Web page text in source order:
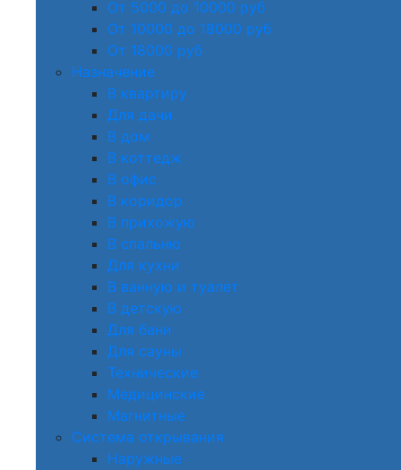
От 5000 до 10000 руб
От 10000 до 18000 руб
От 18000 руб
Назначение
В квартиру
Для дачи
В дом
В коттедж
В офис
В коридор
В прихожую
В спальню
Для кухни
В ванную и туалет
В детскую
Для бани
Для сауны
Технические
Медицинские
Магнитные
Система открывания
Наружные